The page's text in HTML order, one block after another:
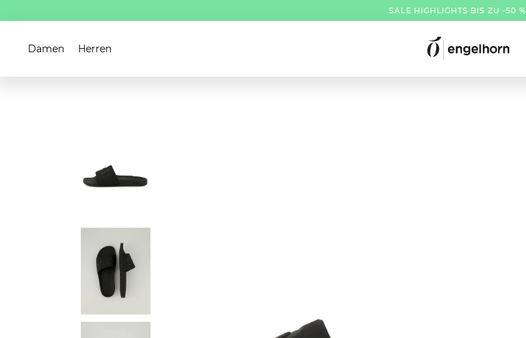
SALE HIGHLIGHTS BIS ZU -50 %
Damen Herren